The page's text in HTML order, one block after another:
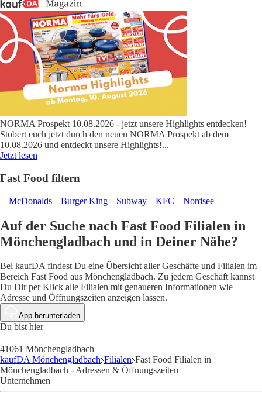
NORMA Prospekt 10.08.2026 - jetzt unsere Highlights entdecken!
Stöbert euch jetzt durch den neuen NORMA Prospekt ab dem
10.08.2026 und entdeckt unsere Highlights!...
Jetzt lesen
Fast Food filtern
McDonalds Burger King Subway KFC Nordsee
Auf der Suche nach Fast Food Filialen in
Mönchengladbach und in Deiner Nähe?
Bei kaufDA findest Du eine Übersicht aller Geschäfte und Filialen im
Bereich Fast Food aus Mönchengladbach. Zu jedem Geschäft kannst
Du Dir per Klick alle Filialen mit genaueren Informationen wie
Adresse und Öffnungszeiten anzeigen lassen.
App herunterladen
Du bist hier
41061 Mönchengladbach
kaufDA Mönchengladbach Filialen Fast Food Filialen in
Mönchengladbach - Adressen & Öffnungszeiten
Unternehmen